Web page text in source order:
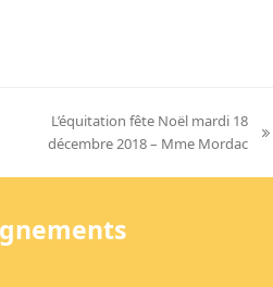
L’équitation fête Noël mardi 18
décembre 2018 – Mme Mordac